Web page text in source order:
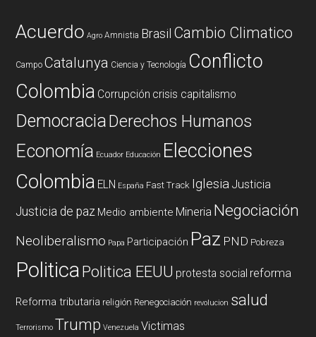
Acuerdo Agro Amnistia Brasil Cambio Climatico
Campo Catalunya Ciencia y Tecnología Conflicto
Colombia Corrupción crisis capitalismo
DemocraciaDerechos Humanos
Economía Ecuador Educación Elecciones
Colombia ELN España Fast Track Iglesia Justicia
Justicia de paz Medio ambiente Mineria Negociación
Neoliberalismo Papa Participación Paz PND Pobreza
PoliticaPolitica EEUU protesta social reforma
Reforma tributaria religión Renegociación revolucion salud
Terrorismo Trump Venezuela Victimas